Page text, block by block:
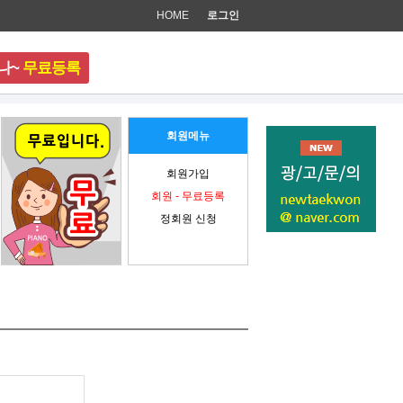
로그인
HOME
~ 무료등록
회원메뉴
회원가입
회원 - 무료등록
정회원 신청